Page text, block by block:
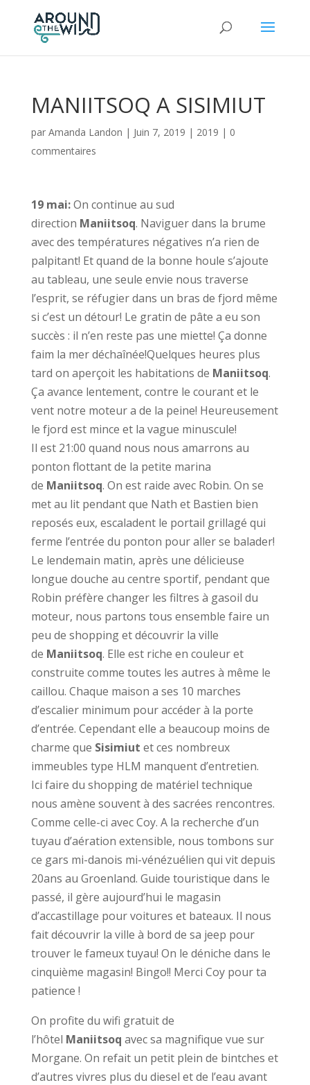
MANIITSOQ A SISIMIUT
par Amanda Landon | Juin 7, 2019 | 2019 | 0
commentaires
19 mai:On continue au sud
direction Maniitsoq. Naviguer dans la brume
avec des températures négatives n’a rien de
palpitant! Et quand de la bonne houle s’ajoute
au tableau, une seule envie nous traverse
l’esprit, se réfugier dans un bras de fjord même
si c’est un détour! Le gratin de pâte a eu son
succès : il n’en reste pas une miette! Ça donne
faim la mer déchaînée!Quelques heures plus
tard on aperçoit les habitations de Maniitsoq.
Ça avance lentement, contre le courant et le
vent notre moteur a de la peine! Heureusement
le fjord est mince et la vague minuscule!
Il est 21:00 quand nous nous amarrons au
ponton flottant de la petite marina
de Maniitsoq. On est raide avec Robin. On se
met au lit pendant que Nath et Bastien bien
reposés eux, escaladent le portail grillagé qui
ferme l’entrée du ponton pour aller se balader!
Le lendemain matin, après une délicieuse
longue douche au centre sportif, pendant que
Robin préfère changer les filtres à gasoil du
moteur, nous partons tous ensemble faire un
peu de shopping et découvrir la ville
de Maniitsoq. Elle est riche en couleur et
construite comme toutes les autres à même le
caillou. Chaque maison a ses 10 marches
d’escalier minimum pour accéder à la porte
d’entrée. Cependant elle a beaucoup moins de
charme que Sisimiut et ces nombreux
immeubles type HLM manquent d’entretien.
Ici faire du shopping de matériel technique
nous amène souvent à des sacrées rencontres.
Comme celle-ci avec Coy. A la recherche d’un
tuyau d’aération extensible, nous tombons sur
ce gars mi-danois mi-vénézuélien qui vit depuis
20ans au Groenland. Guide touristique dans le
passé, il gère aujourd’hui le magasin
d’accastillage pour voitures et bateaux. Il nous
fait découvrir la ville à bord de sa jeep pour
trouver le fameux tuyau! On le déniche dans le
cinquième magasin! Bingo!! Merci Coy pour ta
patience !
On profite du wifi gratuit de
l’hôtel Maniitsoq avec sa magnifique vue sur
Morgane. On refait un petit plein de bintches et
d’autres vivres plus du diesel et de l’eau avant